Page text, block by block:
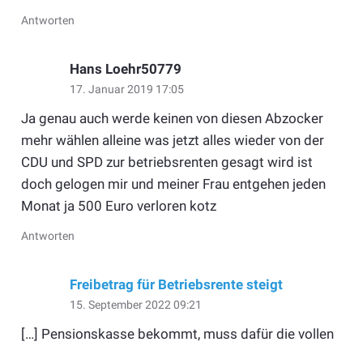
Antworten
Hans Loehr50779
17. Januar 2019 17:05
Ja genau auch werde keinen von diesen Abzocker
mehr wählen alleine was jetzt alles wieder von der
CDU und SPD zur betriebsrenten gesagt wird ist
doch gelogen mir und meiner Frau entgehen jeden
Monat ja 500 Euro verloren kotz
Antworten
Freibetrag für Betriebsrente steigt
15. September 2022 09:21
[…] Pensionskasse bekommt, muss dafür die vollen